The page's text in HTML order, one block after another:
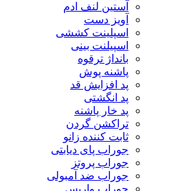
آستین لنف ادم
آویز دست
اسپلینت کششی
اسپیلنت بینی
بانداژ ترقوه
پاشنه پوش
پد افزایش قد
پد انگشتی
پد خار پاشنه
تراکشن گردن
ثابت کننده زانو
جوراب پای دیابتی
جوراب پروتز
جوراب ضد آمبولی
جوراب واریس